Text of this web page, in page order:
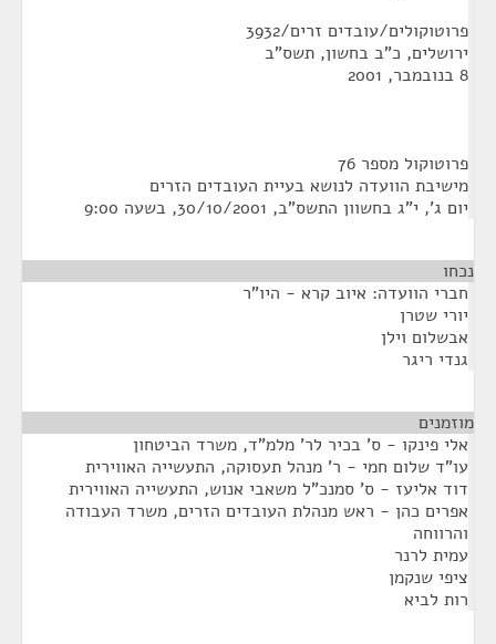
פרוטוקולים/עובדים זרים/3932
ירושלים, כ"ב בחשון, תשס"ב
8 בנובמבר, 2001
פרוטוקול מספר 76
מישיבת הוועדה לנושא בעיית העובדים הזרים
יום ג', י"ג בחשוון התשס"ב, 30/10/2001, בשעה 9:00
נכחו
חברי הוועדה: איוב קרא - היו"ר
יורי שטרן
אבשלום וילן
גנדי ריגר
מוזמנים
אלי פינקו - ס' בכיר לר' מלמ"ד, משרד הביטחון
עו"ד שלום חמי - ר' מנהל תעסוקה, התעשייה האווירית
דוד אליעז - ס' סמנכ"ל משאבי אנוש, התעשייה האווירית
אפרים כהן - ראש מנהלת העובדים הזרים, משרד העבודה
והרווחה
עמית לרנר
ציפי שנקמן
רות לביא